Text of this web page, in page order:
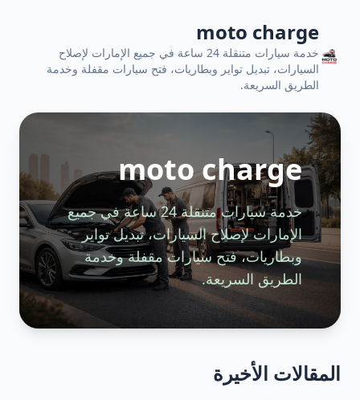
moto charge
خدمة سيارات متنقلة 24 ساعة في جميع الإمارات لإصلاح
السيارات، تبديل تواير وبطاريات، فتح سيارات مقفلة وخدمة
الطريق السريعة.
moto charge
خدمة سيارات متنقلة 24 ساعة في جميع
الإمارات لإصلاح السيارات، تبديل تواير
وبطاريات، فتح سيارات مقفلة وخدمة
الطريق السريعة.
المقالات الأخيرة